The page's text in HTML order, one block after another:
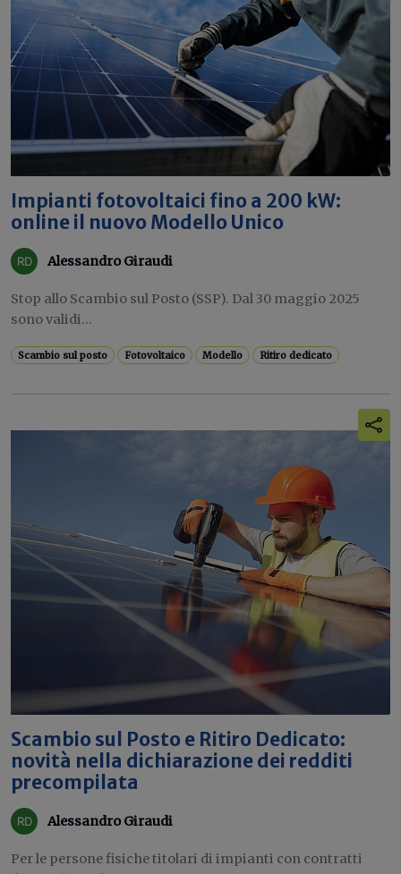
Impianti fotovoltaici fino a 200 kW:
online il nuovo Modello Unico
Alessandro Giraudi
Stop allo Scambio sul Posto (SSP). Dal 30 maggio 2025
sono validi...
Scambio sul posto Fotovoltaico Modello Ritiro dedicato
Scambio sul Posto e Ritiro Dedicato:
novità nella dichiarazione dei redditi
precompilata
Alessandro Giraudi
Per le persone fisiche titolari di impianti con contratti